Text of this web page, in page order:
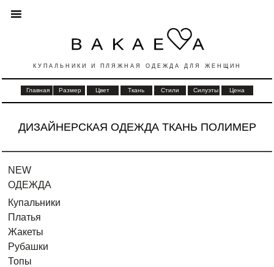
КУПАЛЬНИКИ И ПЛЯЖНАЯ ОДЕЖДА ДЛЯ ЖЕНЩИН
Главная Размер Цвет Ткань Стили Силуэты Цена
ДИЗАЙНЕРСКАЯ ОДЕЖДА ТКАНЬ ПОЛИМЕР
NEW
ОДЕЖДА
Купальники
Платья
Жакеты
Рубашки
Топы